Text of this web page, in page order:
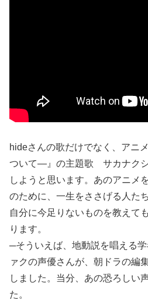
hideさんの歌だけでなく、アニ
ついて―』の主題歌 サカナク
しようと思います。あのアニメ
のために、一生をささげる人た
自分に今足りないものを教えて
ります。
─そういえば、地動説を唱える
ァクの声優さんが、朝ドラの編
しました。当分、あの恐ろしい
た。